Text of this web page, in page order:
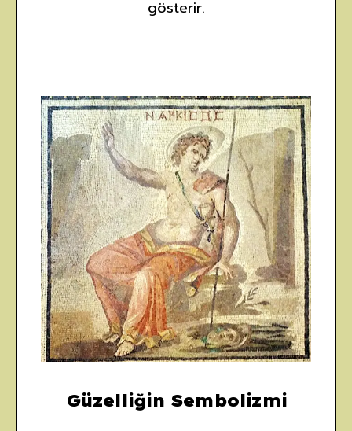
gösterir.
Güzelliğin Sembolizmi